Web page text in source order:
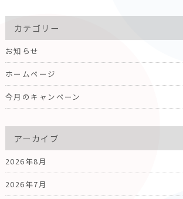
カテゴリー
お知らせ
ホームページ
今月のキャンペーン
アーカイブ
2026年8月
2026年7月